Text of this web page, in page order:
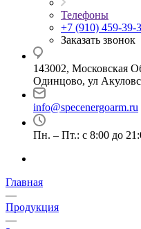
Телефоны
+7 (910) 459-39-
Заказать звонок
143002, Московская
Одинцово, ул
info@specenergoarm.ru
Пн. – Пт.: с 8:00 до
Главная
—
Продукция
—